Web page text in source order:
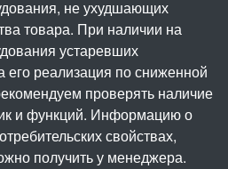
не ухудшающих
товара. При наличии на
устаревших
реализация по сниженной
проверять наличие
и функций. Информацию о
свойствах,
получить у менеджера.